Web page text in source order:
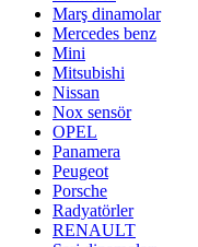
Marş dinamolar
Mercedes benz
Mini
Mitsubishi
Nissan
Nox sensör
OPEL
Panamera
Peugeot
Porsche
Radyatörler
RENAULT